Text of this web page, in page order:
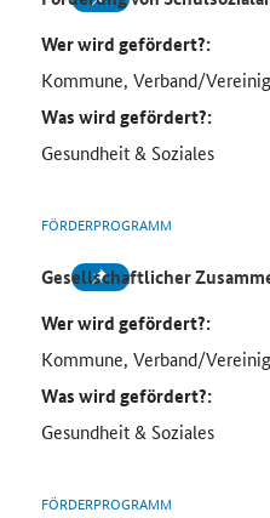
Wer wird gefördert?:
Kommune, Verband/
Was wird gefördert?:
Gesundheit & Soziales
FÖRDERPROGRAMM
Gesellschaftlicher
Wer wird gefördert?:
Kommune, Verband/
Was wird gefördert?:
Gesundheit & Soziales
FÖRDERPROGRAMM